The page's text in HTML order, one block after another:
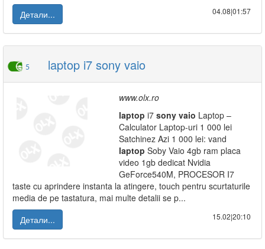
Детали...
04.08|01:57
5 laptop i7 sony vaio
www.olx.ro
laptop i7 sony vaio Laptop –
Calculator Laptop-uri 1 000 lei
Satchinez Azi 1 000 lei: vand
laptop Soby Vaio 4gb ram placa
video 1gb dedicat Nvidia
GeForce540M, PROCESOR I7
taste cu aprindere instanta la atingere, touch pentru scurtaturile
media de pe tastatura, mai multe detalii se p...
Детали...
15.02|20:10